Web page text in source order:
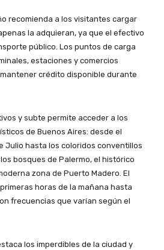
recomienda a los visitantes cargar
la adquieran, ya que el efectivo
público. Los puntos de carga
estaciones y comercios
crédito disponible durante
y subte permite acceder a los
de Buenos Aires: desde el
Julio hasta los coloridos conventillos
bosques de Palermo, el histórico
zona de Puerto Madero. El
horas de la mañana hasta
frecuencias que varían según el
los imperdibles de la ciudad y